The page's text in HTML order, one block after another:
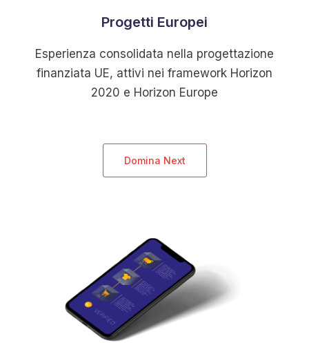
Progetti Europei
Esperienza consolidata nella progettazione
finanziata UE, attivi nei framework Horizon
2020 e Horizon Europe
Domina Next